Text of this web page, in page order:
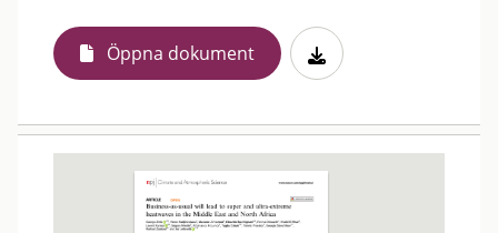
Öppna dokument